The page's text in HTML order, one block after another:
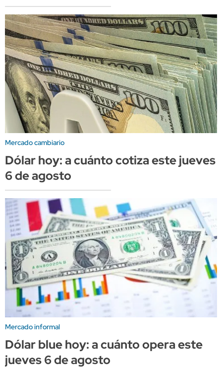
Mercado cambiario
Dólar hoy: a cuánto cotiza este jueves
6 de agosto
Mercado informal
Dólar blue hoy: a cuánto opera este
jueves 6 de agosto